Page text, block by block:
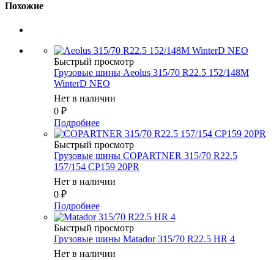
Похожие
Быстрый просмотр
Грузовые шины Aeolus 315/70 R22.5 152/148M
WinterD NEO
Нет в наличии
0 ₽
Подробнее
Быстрый просмотр
Грузовые шины COPARTNER 315/70 R22.5
157/154 CP159 20PR
Нет в наличии
0 ₽
Подробнее
Быстрый просмотр
Грузовые шины Matador 315/70 R22.5 HR 4
Нет в наличии